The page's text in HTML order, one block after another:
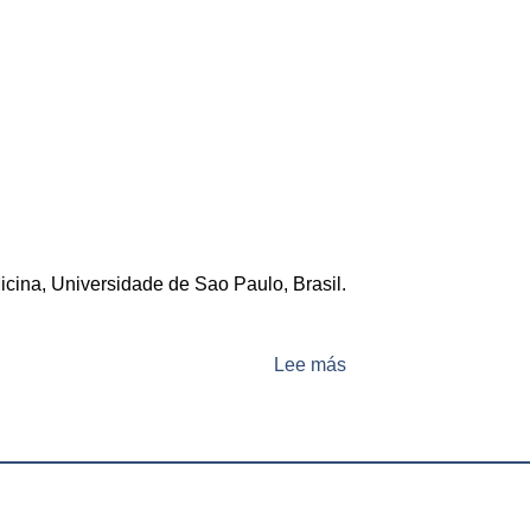
Universidade de Sao Paulo, Brasil.
Lee mássobre